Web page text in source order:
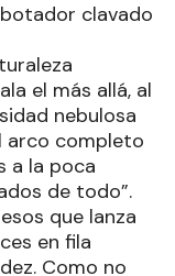
clavado
el más allá, al
nebulosa
arco completo
a la poca
de todo”.
que lanza
en fila
Como no